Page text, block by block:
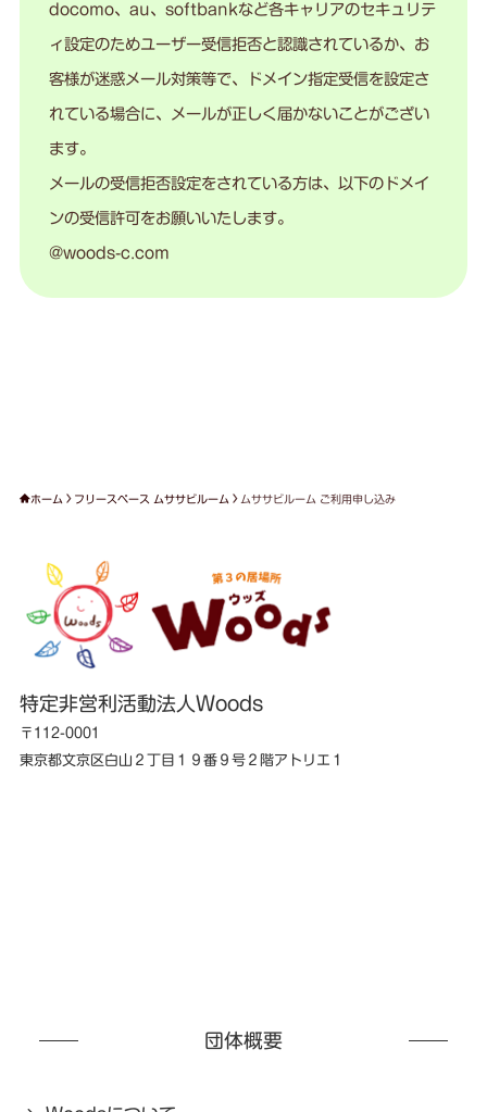
docomo、au、softbankなど各キャリアのセキュリテ
ィ設定のためユーザー受信拒否と認識されているか、お
客様が迷惑メール対策等で、ドメイン指定受信を設定さ
れている場合に、メールが正しく届かないことがござい
ます。
メールの受信拒否設定をされている方は、以下のドメイ
ンの受信許可をお願いいたします。
@woods-c.com
ホーム フリースペース ムササビルーム ムササビルーム ご利用申し込み
特定非営利活動法人Woods
〒112-0001
東京都文京区白山２丁目１９番９号２階アトリエ１
団体概要